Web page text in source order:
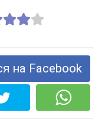
на Facebook